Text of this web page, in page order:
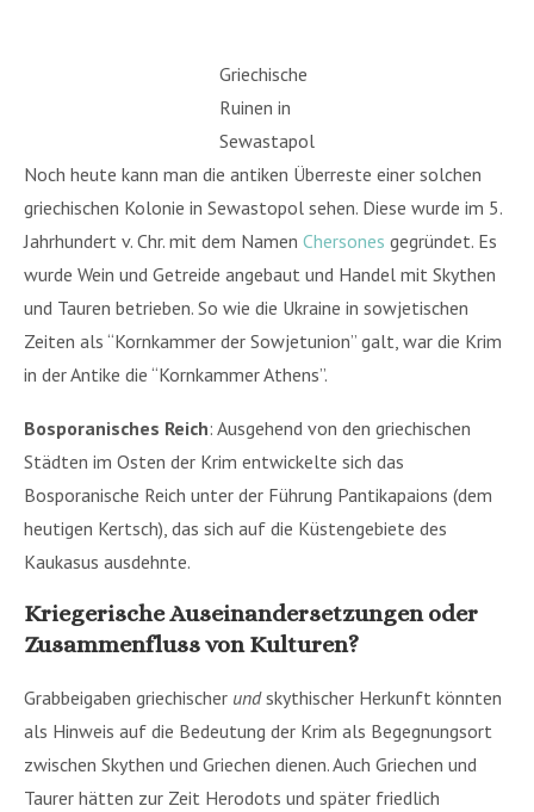
Griechische
Ruinen in
Sewastapol
Noch heute kann man die antiken Überreste einer solchen
griechischen Kolonie in Sewastopol sehen. Diese wurde im 5.
Jahrhundert v. Chr. mit dem Namen Chersones gegründet. Es
wurde Wein und Getreide angebaut und Handel mit Skythen
und Tauren betrieben. So wie die Ukraine in sowjetischen
Zeiten als “Kornkammer der Sowjetunion” galt, war die Krim
in der Antike die “Kornkammer Athens”.
Bosporanisches Reich: Ausgehend von den griechischen
Städten im Osten der Krim entwickelte sich das
Bosporanische Reich unter der Führung Pantikapaions (dem
heutigen Kertsch), das sich auf die Küstengebiete des
Kaukasus ausdehnte.
Kriegerische Auseinandersetzungen oder
Zusammenfluss von Kulturen?
Grabbeigaben griechischer undskythischer Herkunft könnten
als Hinweis auf die Bedeutung der Krim als Begegnungsort
zwischen Skythen und Griechen dienen. Auch Griechen und
Taurer hätten zur Zeit Herodots und später friedlich